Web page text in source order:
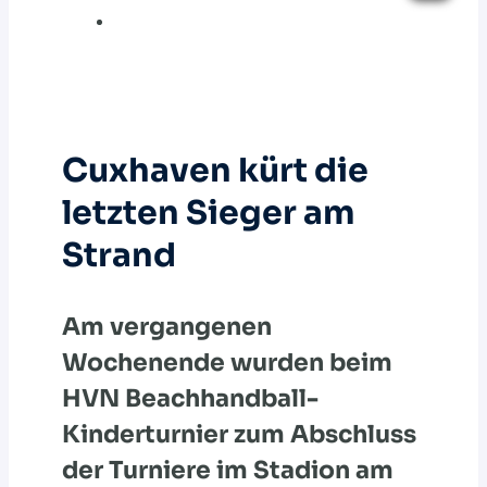
Cuxhaven kürt die
letzten Sieger am
Strand
Am vergangenen
Wochenende wurden beim
HVN Beachhandball-
Kinderturnier zum Abschluss
der Turniere im Stadion am